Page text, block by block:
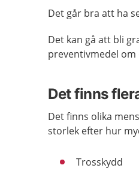
Det går bra att ha
Det kan gå att bli
preventivmedel
Det finns
Det finns olika
storlek efter hur
Trosskydd